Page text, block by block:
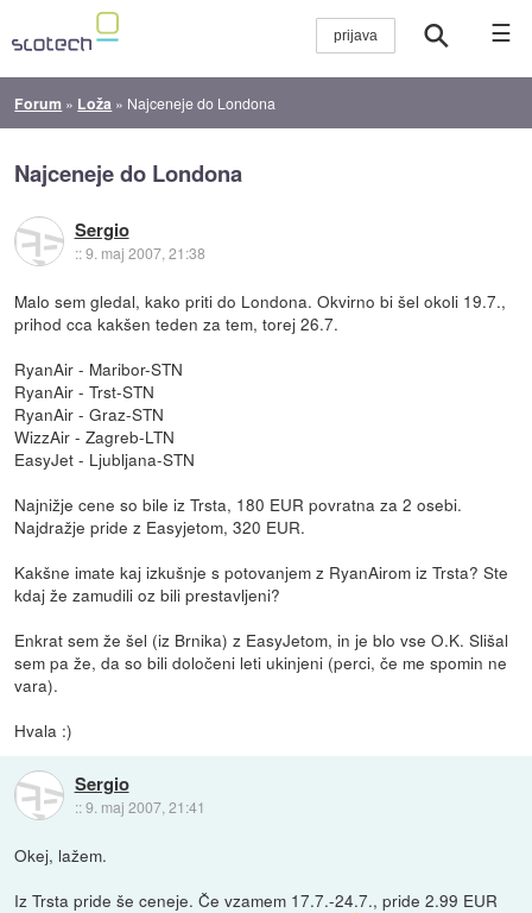
☰
Forum » Loža » Najceneje do Londona
Najceneje do Londona
Sergio
::9. maj 2007, 21:38
Malo sem gledal, kako priti do Londona. Okvirno bi šel okoli 19.7.,
prihod cca kakšen teden za tem, torej 26.7.
RyanAir - Maribor-STN
RyanAir - Trst-STN
RyanAir - Graz-STN
WizzAir - Zagreb-LTN
EasyJet - Ljubljana-STN
Najnižje cene so bile iz Trsta, 180 EUR povratna za 2 osebi.
Najdražje pride z Easyjetom, 320 EUR.
Kakšne imate kaj izkušnje s potovanjem z RyanAirom iz Trsta? Ste
kdaj že zamudili oz bili prestavljeni?
Enkrat sem že šel (iz Brnika) z EasyJetom, in je blo vse O.K. Slišal
sem pa že, da so bili določeni leti ukinjeni (perci, če me spomin ne
vara).
Hvala :)
Sergio
::9. maj 2007, 21:41
Okej, lažem.
Iz Trsta pride še ceneje. Če vzamem 17.7.-24.7., pride 2.99 EUR